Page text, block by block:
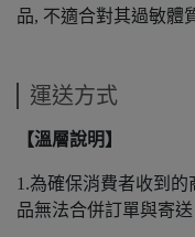
品, 不適合對其過敏體
運送方式
【溫層說明】
1.為確保消費者收到
品無法合併訂單與寄送